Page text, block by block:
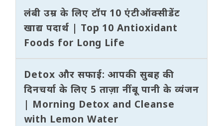
लंबी उम्र के लिए टॉप 10 एंटीऑक्सीडेंट
खाद्य पदार्थ | Top 10 Antioxidant
Foods for Long Life
Detox और सफाई: आपकी सुबह की
दिनचर्या के लिए 5 ताज़ा नींबू पानी के व्यंजन
| Morning Detox and Cleanse
with Lemon Water